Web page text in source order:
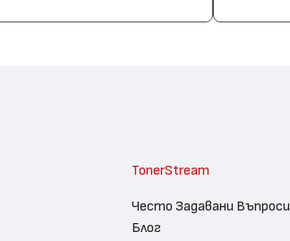
TonerStream
Често Задавани Въпроси
Блог